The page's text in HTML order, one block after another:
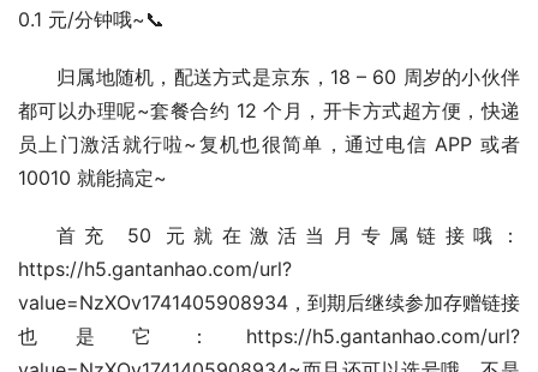
0.1 元/分钟哦~📞
归属地随机，配送方式是京东，18 – 60 周岁的小伙伴
都可以办理呢~套餐合约 12 个月，开卡方式超方便，快递
员上门激活就行啦~复机也很简单，通过电信 APP 或者
10010 就能搞定~
首充 50 元就在激活当月专属链接哦：
https://h5.gantanhao.com/url?
value=NzXOv1741405908934，到期后继续参加存赠链接
也是它：https://h5.gantanhao.com/url?